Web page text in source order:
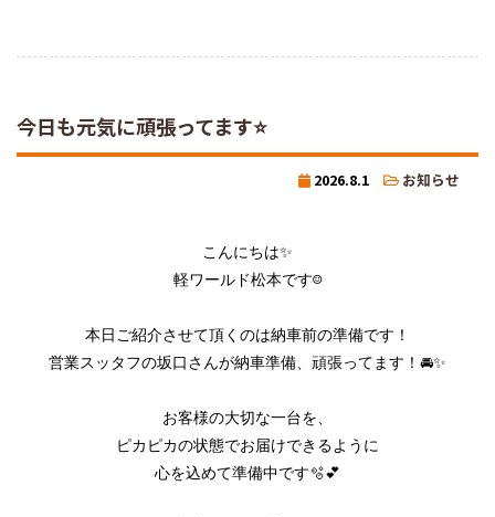
今日も元気に頑張ってます⭐
2026.8.1 お知らせ
こんにちは✨️
軽ワールド松本です☺️
本日ご紹介させて頂くのは納車前の準備です！
営業スッタフの坂口さんが納車準備、頑張ってます！🚘✨
お客様の大切な一台を、
ピカピカの状態でお届けできるように
心を込めて準備中です🫧💕